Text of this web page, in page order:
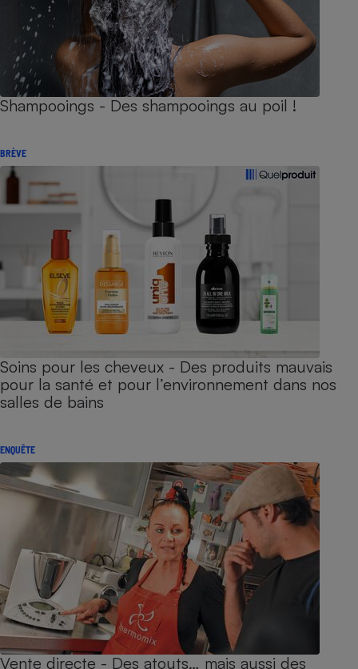
Shampooings - Des shampooings au poil !
BRÈVE
Soins pour les cheveux - Des produits mauvais
pour la santé et pour l’environnement dans nos
salles de bains
ENQUÊTE
Vente directe - Des atouts… mais aussi des